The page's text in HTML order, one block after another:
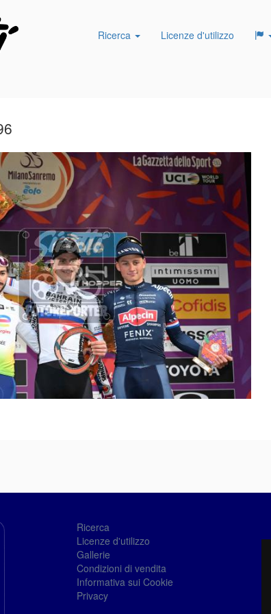
Ricerca Licenze d'utilizzo
Ricerca
Licenze d'utilizzo
Gallerie
Condizioni di vendita
Informativa sui Cookie
Privacy